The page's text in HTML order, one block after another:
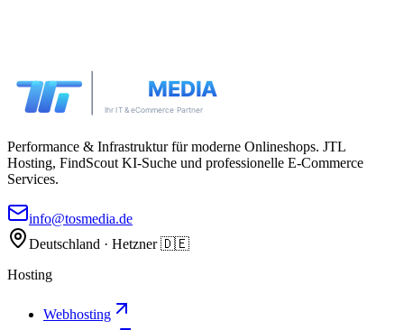
Performance & Infrastruktur für moderne Onlineshops. JTL
Hosting, FindScout KI-Suche und professionelle E-Commerce
Services.
info@tosmedia.de
Deutschland · Hetzner 🇩🇪
Hosting
Webhosting